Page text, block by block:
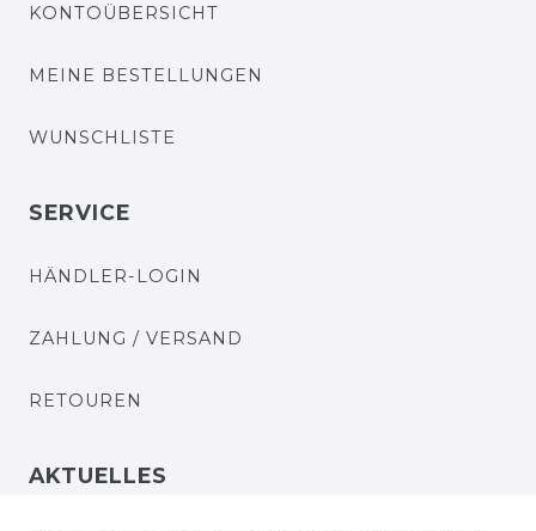
KONTOÜBERSICHT
MEINE BESTELLUNGEN
WUNSCHLISTE
SERVICE
HÄNDLER-LOGIN
ZAHLUNG / VERSAND
RETOUREN
AKTUELLES